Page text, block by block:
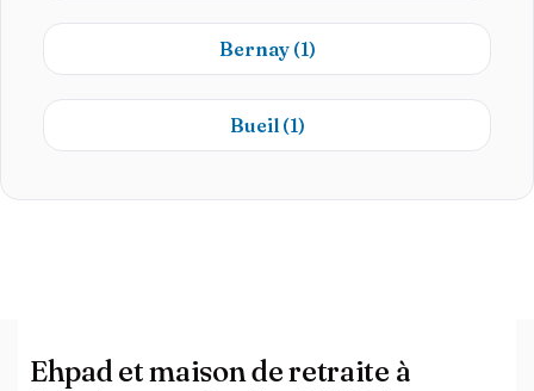
Bernay (1)
Bueil (1)
Ehpad et maison de retraite à